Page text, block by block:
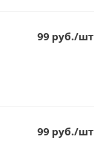
99 руб./шт
99 руб./шт